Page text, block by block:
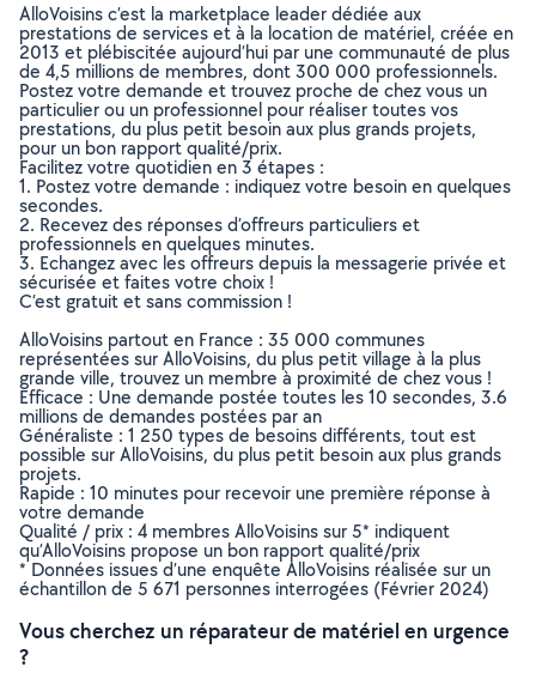
AlloVoisins c’est la marketplace leader dédiée aux
prestations de services et à la location de matériel, créée en
2013 et plébiscitée aujourd’hui par une communauté de plus
de 4,5 millions de membres, dont 300 000 professionnels.
Postez votre demande et trouvez proche de chez vous un
particulier ou un professionnel pour réaliser toutes vos
prestations, du plus petit besoin aux plus grands projets,
pour un bon rapport qualité/prix.
Facilitez votre quotidien en 3 étapes :
1. Postez votre demande : indiquez votre besoin en quelques
secondes.
2. Recevez des réponses d’offreurs particuliers et
professionnels en quelques minutes.
3. Echangez avec les offreurs depuis la messagerie privée et
sécurisée et faites votre choix !
C’est gratuit et sans commission !
AlloVoisins partout en France : 35 000 communes
représentées sur AlloVoisins, du plus petit village à la plus
grande ville, trouvez un membre à proximité de chez vous !
Efficace : Une demande postée toutes les 10 secondes, 3.6
millions de demandes postées par an
Généraliste : 1 250 types de besoins différents, tout est
possible sur AlloVoisins, du plus petit besoin aux plus grands
projets.
Rapide : 10 minutes pour recevoir une première réponse à
votre demande
Qualité / prix : 4 membres AlloVoisins sur 5* indiquent
qu’AlloVoisins propose un bon rapport qualité/prix
* Données issues d’une enquête AlloVoisins réalisée sur un
échantillon de 5 671 personnes interrogées (Février 2024)
Vous cherchez un réparateur de matériel en urgence
?